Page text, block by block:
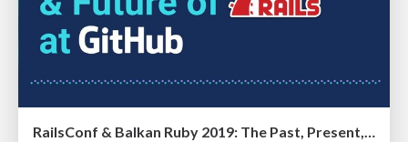
RailsConf & Balkan Ruby 2019: The Past, Present, and Future of Rails at GitHub